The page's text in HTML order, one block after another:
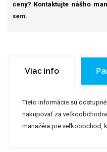
ceny? Kontaktujte nášho
sem.
Viac info
Tieto informácie sú
nakupovať za
manažéra pre veľkoobchod,